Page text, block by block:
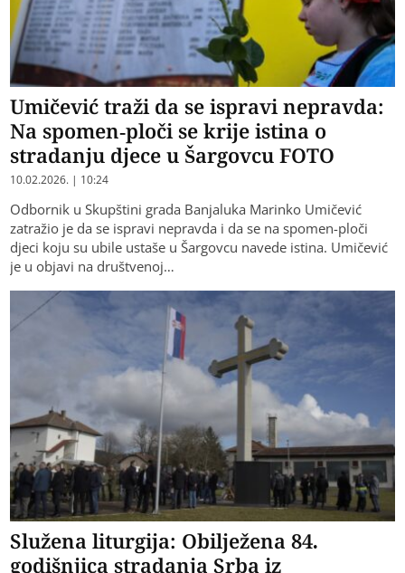
Umičević traži da se ispravi nepravda:
Na spomen-ploči se krije istina o
stradanju djece u Šargovcu FOTO
10.02.2026. | 10:24
Odbornik u Skupštini grada Banjaluka Marinko Umičević
zatražio je da se ispravi nepravda i da se na spomen-ploči
djeci koju su ubile ustaše u Šargovcu navede istina. Umičević
je u objavi na društvenoj…
Služena liturgija: Obilježena 84.
godišnjica stradanja Srba iz